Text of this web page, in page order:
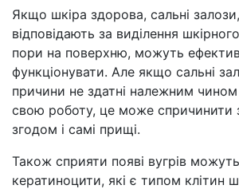
Якщо шкіра здорова, сальні залози,
відповідають за виділення
пори на поверхню, можуть
функціонувати. Але якщо сальні
причини не здатні належним
свою роботу, це може спричинити
згодом і самі прищі.
Також сприяти появі вугрів
кератиноцити, які є типом клітин